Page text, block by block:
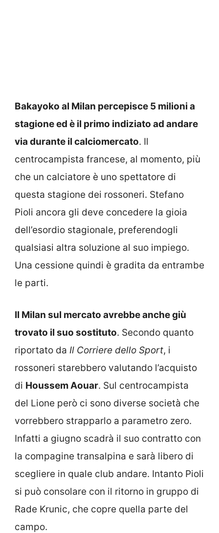
Bakayoko al Milan percepisce 5 milioni a
stagione ed è il primo indiziato ad andare
via durante il calciomercato. Il
centrocampista francese, al momento, più
che un calciatore è uno spettatore di
questa stagione dei rossoneri. Stefano
Pioli ancora gli deve concedere la gioia
dell’esordio stagionale, preferendogli
qualsiasi altra soluzione al suo impiego.
Una cessione quindi è gradita da entrambe
le parti.
Il Milan sul mercato avrebbe anche giù
trovato il suo sostituto. Secondo quanto
riportato da Il Corriere dello Sport, i
rossoneri starebbero valutando l’acquisto
di Houssem Aouar. Sul centrocampista
del Lione però ci sono diverse società che
vorrebbero strapparlo a parametro zero.
Infatti a giugno scadrà il suo contratto con
la compagine transalpina e sarà libero di
scegliere in quale club andare. Intanto Pioli
si può consolare con il ritorno in gruppo di
Rade Krunic, che copre quella parte del
campo.